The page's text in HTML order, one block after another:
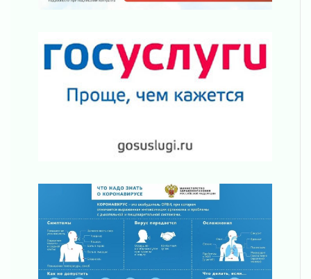
Открытое сердце и стремление делать добро
31 июля 2026
Давайте разберемся!
30 июля 2026
Лаголовская общеобразовательная школа
откроется к концу сентября
30 июля 2026
Ленобласть наводит порядок на дорогах и в
перевозках
30 июля 2026